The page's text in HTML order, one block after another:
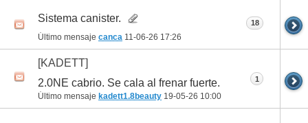
Sistema canister.
Último mensaje canca 11-06-26 17:26
18
[KADETT]
2.0NE cabrio. Se cala al frenar fuerte.
Último mensaje kadett1.8beauty 19-05-26 10:00
1